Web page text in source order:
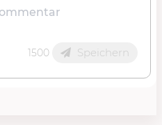
1500 Speichern